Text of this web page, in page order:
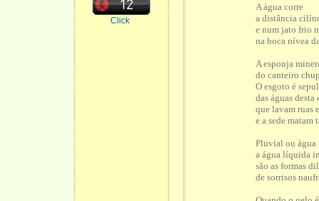
Click
A água corre
a distância
e num jato frio
na boca nívea
A esponja
do canteiro
O esgoto é
das águas desta
que lavam ruas
e a sede matam
Pluvial ou água
a água líquida
são as formas
de sorrisos